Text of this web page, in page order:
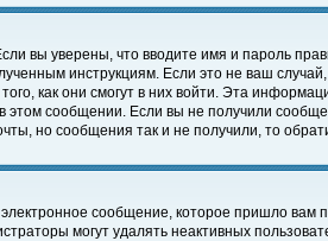
вы уверены, что вводите имя и пароль
инструкциям. Если это не ваш
как они смогут в них войти. Эта
этом сообщении. Если вы не получили
но сообщения так и не получили, то
сообщение, которое пришло вам
могут удалять неактивных